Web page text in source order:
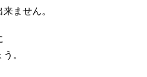
ません。
。